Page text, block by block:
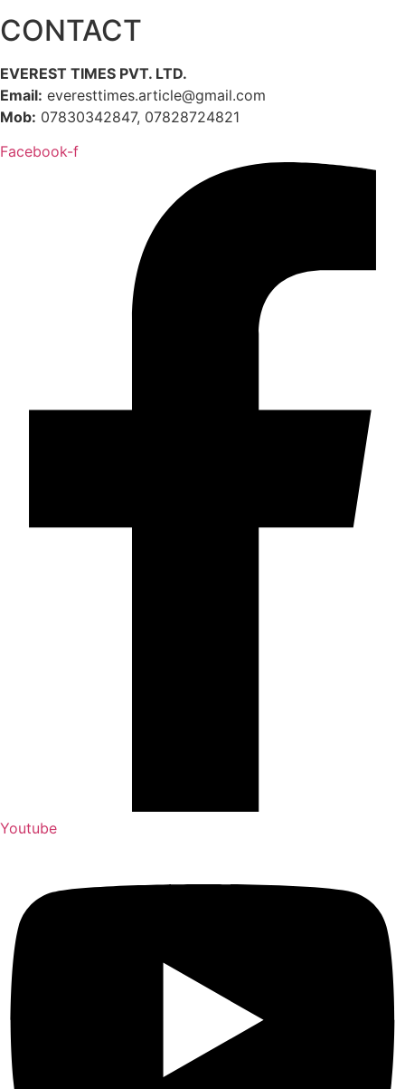
CONTACT
EVEREST TIMES PVT. LTD.
Email: everesttimes.article@gmail.com
Mob: 07830342847, 07828724821
Facebook-f
Youtube